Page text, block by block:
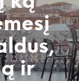
ir